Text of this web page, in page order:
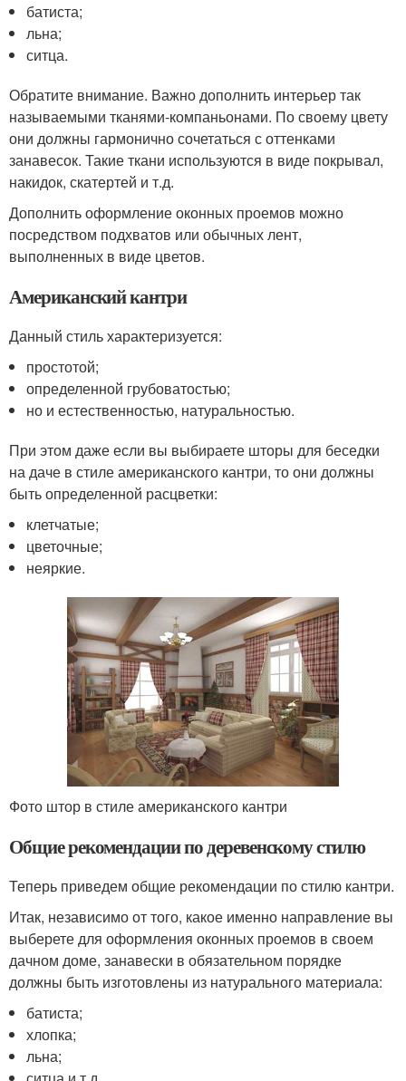
батиста;
льна;
ситца.
Обратите внимание. Важно дополнить интерьер так
называемыми тканями-компаньонами. По своему цвету
они должны гармонично сочетаться с оттенками
занавесок. Такие ткани используются в виде покрывал,
накидок, скатертей и т.д.
Дополнить оформление оконных проемов можно
посредством подхватов или обычных лент,
выполненных в виде цветов.
Американский кантри
Данный стиль характеризуется:
простотой;
определенной грубоватостью;
но и естественностью, натуральностью.
При этом даже если вы выбираете шторы для беседки
на даче в стиле американского кантри, то они должны
быть определенной расцветки:
клетчатые;
цветочные;
неяркие.
Фото штор в стиле американского кантри
Общие рекомендации по деревенскому стилю
Теперь приведем общие рекомендации по стилю кантри.
Итак, независимо от того, какое именно направление вы
выберете для оформления оконных проемов в своем
дачном доме, занавески в обязательном порядке
должны быть изготовлены из натурального материала:
батиста;
хлопка;
льна;